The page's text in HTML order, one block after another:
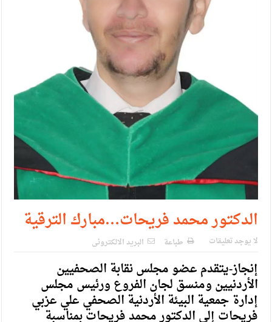
دعوة المكلفين بخدمة العلم (الدفعة الثالثة) إلى مراجعة منصة خدمة
العلم
الملك يلتقي مجموعة من رفاق السلاح
الملك يتلقى اتصالا هاتفيا من العاهل البحريني
القاضي محمود أحمد فريحات.. مبارك ومزيدا من التوفيق
الدكتور محمد فريحات…مبارك الترقية
لا يوجد تعليقات طباعة البريد الالكترونى
إنجاز-يتقدم عضو مجلس نقابة الصحفيين
الأردنيين ومنسق لجان الفروع ورئيس مجلس
إدارة جمعية البيئة الأردنية الصحفي علي عزبي
فريحات إلى الدكتور محمد فريحات بمناسبة